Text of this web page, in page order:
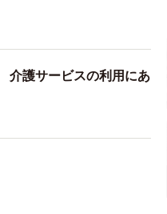
護サービスの利用にあ